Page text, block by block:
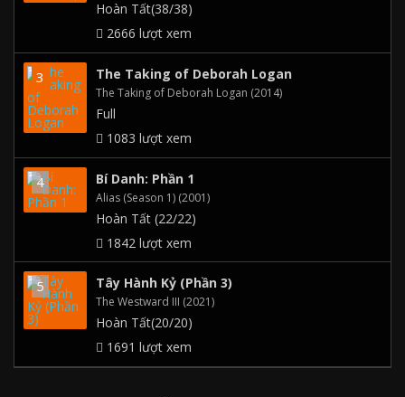
Hoàn Tất(38/38)
2666 lượt xem
The Taking of Deborah Logan
The Taking of Deborah Logan (2014)
Full
1083 lượt xem
Bí Danh: Phần 1
Alias (Season 1) (2001)
Hoàn Tất (22/22)
1842 lượt xem
Tây Hành Kỷ (Phần 3)
The Westward III (2021)
Hoàn Tất(20/20)
1691 lượt xem